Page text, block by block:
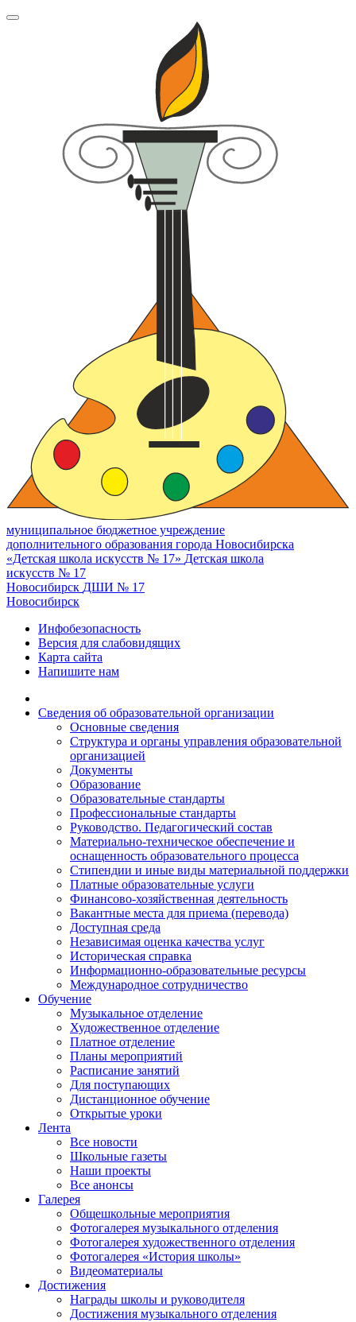
муниципальное бюджетное учреждение
дополнительного образования города Новосибирска
«Детская школа искусств № 17» Детская школа
искусств № 17
Новосибирск ДШИ № 17
Новосибирск
Инфобезопасность
Версия для слабовидящих
Карта сайта
Напишите нам
Сведения об образовательной организации
Основные сведения
Структура и органы управления образовательной
организацией
Документы
Образование
Образовательные стандарты
Профессиональные стандарты
Руководство. Педагогический состав
Материально-техническое обеспечение и
оснащенность образовательного процесса
Стипендии и иные виды материальной поддержки
Платные образовательные услуги
Финансово-хозяйственная деятельность
Вакантные места для приема (перевода)
Доступная среда
Независимая оценка качества услуг
Историческая справка
Информационно-образовательные ресурсы
Международное сотрудничество
Обучение
Музыкальное отделение
Художественное отделение
Платное отделение
Планы мероприятий
Расписание занятий
Для поступающих
Дистанционное обучение
Открытые уроки
Лента
Все новости
Школьные газеты
Наши проекты
Все анонсы
Галерея
Общешкольные мероприятия
Фотогалерея музыкального отделения
Фотогалерея художественного отделения
Фотогалерея «История школы»
Видеоматериалы
Достижения
Награды школы и руководителя
Достижения музыкального отделения